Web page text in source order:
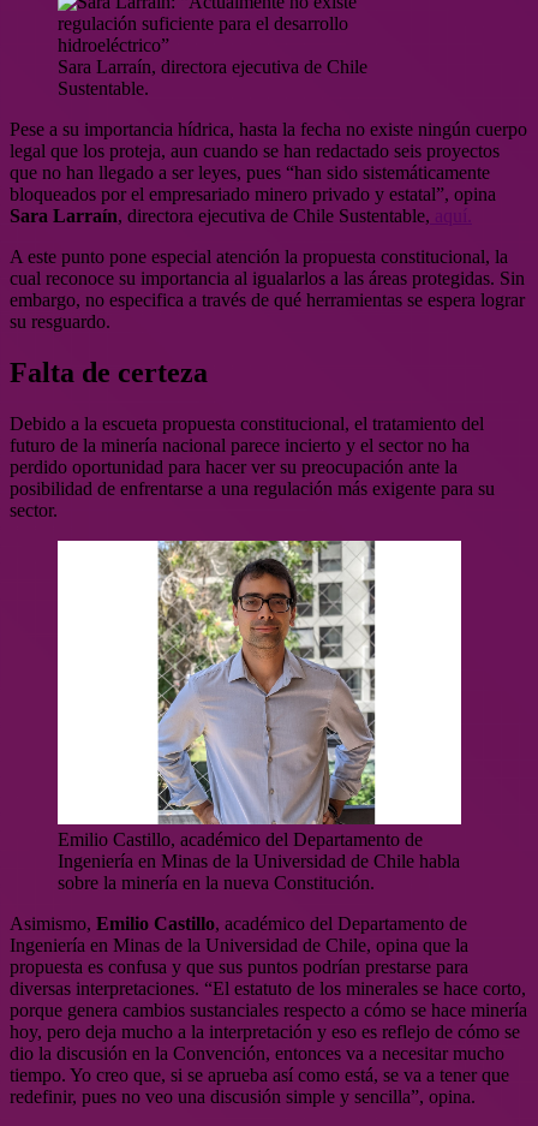
Sara Larraín, directora ejecutiva de Chile
Sustentable.
Pese a su importancia hídrica, hasta la fecha no existe ningún cuerpo
legal que los proteja, aun cuando se han redactado seis proyectos
que no han llegado a ser leyes, pues “han sido sistemáticamente
bloqueados por el empresariado minero privado y estatal”, opina
Sara Larraín, directora ejecutiva de Chile Sustentable,
A este punto pone especial atención la propuesta constitucional, la
cual reconoce su importancia al igualarlos a las áreas protegidas. Sin
embargo, no especifica a través de qué herramientas se espera lograr
su resguardo.
Falta de certeza
Debido a la escueta propuesta constitucional, el tratamiento del
futuro de la minería nacional parece incierto y el sector no ha
perdido oportunidad para hacer ver su preocupación ante la
posibilidad de enfrentarse a una regulación más exigente para su
sector.
Emilio Castillo, académico del Departamento de
Ingeniería en Minas de la Universidad de Chile habla
sobre la minería en la nueva Constitución.
Asimismo, Emilio Castillo, académico del Departamento de
Ingeniería en Minas de la Universidad de Chile, opina que la
propuesta es confusa y que sus puntos podrían prestarse para
diversas interpretaciones. “El estatuto de los minerales se hace corto,
porque genera cambios sustanciales respecto a cómo se hace minería
hoy, pero deja mucho a la interpretación y eso es reflejo de cómo se
dio la discusión en la Convención, entonces va a necesitar mucho
tiempo. Yo creo que, si se aprueba así como está, se va a tener que
redefinir, pues no veo una discusión simple y sencilla”, opina.